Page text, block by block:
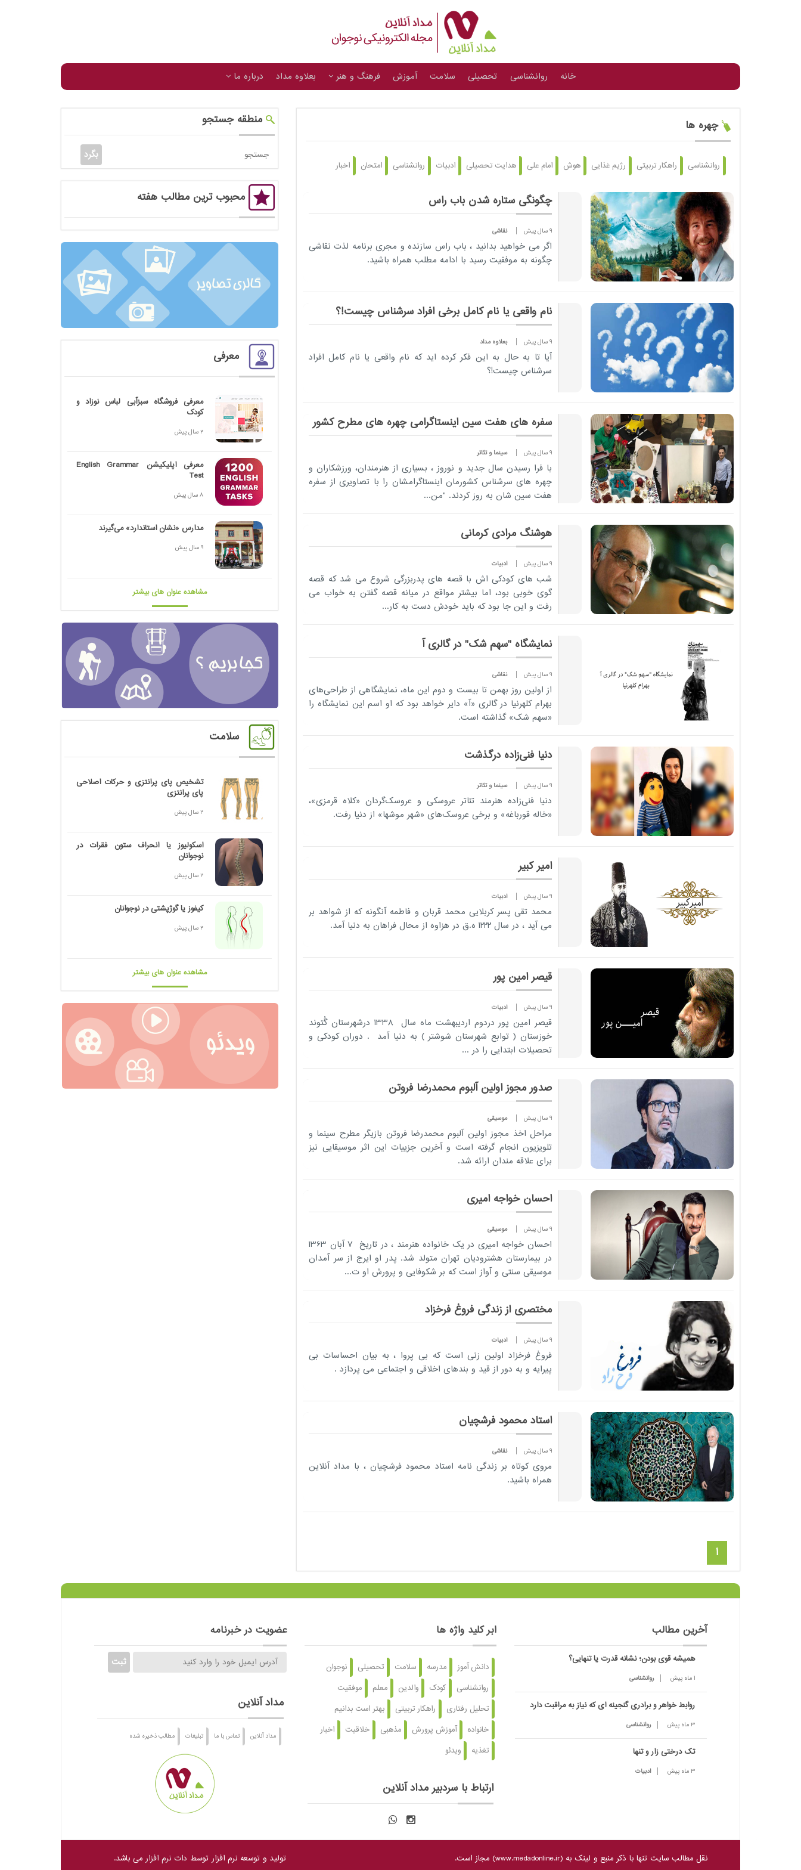
خانه روانشناسی تحصیلی سلامت آموزش فرهنگ و هنر بعلاوه مداد درباره ما
چهره ها
روانشناسی راهکار تربیتی رژیم غذایی هوش امام علی هدایت تحصیلی ادبیات روانشناسی امتحان اخبار
چگونگی ستاره شدن باب راس
9 سال پیش نقاشی
اگر می خواهید بدانید ، باب راس سازنده و مجری برنامه لذت نقاشی
چگونه به موفقیت رسید با ادامه مطلب همراه باشید.
نام واقعی یا نام کامل برخی افراد سرشناس چیست!؟
9 سال پیش بعلاوه مداد
آیا تا به حال به این فکر کرده اید که نام واقعی یا نام کامل افراد
سرشناس چیست!؟
سفره های هفت سین اینستاگرامی چهره های مطرح کشور
9 سال پیش سینما و تئاتر
با فرا رسیدن سال جدید و نوروز ، بسیاری از هنرمندان، ورزشکاران و
چهره های سرشناس کشورمان اینستاگرامشان را با تصاویری از سفره
هفت سین شان به روز کردند. "من...
هوشنگ مرادی کرمانی
9 سال پیش ادبیات
شب های کودکی اش با قصه های پدربزرگی شروع می شد که قصه
گوی خوبی بود، اما بیشتر مواقع در میانه قصه گفتن به خواب می
رفت و این جا بود که باید خودش دست به کار...
نمایشگاه "سهم شک" در گالری آ
9 سال پیش نقاشی
از اولین روز بهمن تا بیست و دوم این ماه، نمایشگاهی از طراحی‌های
بهرام کلهرنیا در گالری «آ» دایر خواهد بود که او اسم این نمایشگاه را
«سهم شک» گذاشته است.
دنیا فنی‌زاده درگذشت
9 سال پیش سینما و تئاتر
دنیا فنی‌زاده هنرمند تئاتر عروسکی و عروسک‌گردان «کلاه قرمزی»،
«خاله قورباغه» و برخی عروسک‌های «شهر موشها» از دنیا رفت.
امیر کبیر
9 سال پیش ادبیات
محمد تقی پسر کربلایی محمد قربان و فاطمه آنگونه که از شواهد بر
می آید ، در سال 1222 ه.ق در هزاوه از محال فراهان به دنیا آمد.
قیصر امین پور
9 سال پیش ادبیات
قیصر امین پور دردوم اردیبهشت ماه سال 1338 درشهرستان گُتوند
خوزستان ( توابع شهرستان شوشتر ) به دنیا آمد . دوران کودکی و
تحصیلات ابتدایی را در ...
صدور مجوز اولین آلبوم محمدرضا فروتن
9 سال پیش موسیقی
مراحل اخذ مجوز اولین آلبوم محمدرضا فروتن بازیگر مطرح سینما و
تلویزیون انجام گرفته است و آخرین جزییات این اثر موسیقایی نیز
برای علاقه مندان ارائه شد.
احسان خواجه امیری
9 سال پیش موسیقی
احسان خواجه امیری در یک خانواده هنرمند ، در تاریخ 7 آبان 1363
در بیمارستان هشترودیان تهران متولد شد. پدر او ایرج از سر آمدان
موسیقی سنتی و آواز است که بر شکوفایی و پرورش او ت...
مختصری از زندگی فروغ فرخزاد
9 سال پیش ادبیات
فروغ فرخزاد اولین زنی است که بی پروا ، به بیان احساسات بی
پیرایه و به دور از قید و بندهای اخلاقی و اجتماعی می پردازد .
استاد محمود فرشچیان
9 سال پیش نقاشی
مروی کوتاه بر زندگی نامه استاد محمود فرشچیان ، با مداد آنلاین
همراه باشید.
1
منطقه جستجو
محبوب ترین مطالب هفته
معرفی
معرفی فروشگاه سبزآبی لباس نوزاد و
کودک
2 سال پیش
معرفی اپلیکیشن English Grammar
Test
8 سال پیش
مدارس «نشان استاندارد» می‌گیرند
9 سال پیش
مشاهده عنوان های بیشتر
سلامت
تشخیص پای پرانتزی و حرکات اصلاحی
پای پرانتزی
2 سال پیش
اسکولیوز یا انحراف ستون فقرات در
نوجوانان
2 سال پیش
کیفوز یا گوژپشتی در نوجوانان
2 سال پیش
مشاهده عنوان های بیشتر
آخرین مطالب
همیشه قوی بودن؛ نشانه قدرت یا تنهایی؟
1 ماه پیش روانشناسی
روابط خواهر و برادری گنجینه ای که نیاز به مراقبت دارد
3 ماه پیش روانشناسی
تک درختی زار و تنها
3 ماه پیش ادبیات
ابر کلید واژه ها
دانش آموز مدرسه سلامت تحصیلی
نوجوان
روانشناسی
کودک والدین معلم
موفقیت
تحلیل رفتاری
راهکار تربیتی
بهتر است بدانیم
خانواده
آموزش پرورش مذهبی خلاقیت
اخبار
تغذیه
ویدئو
ارتباط با سردبیر مداد آنلاین
عضویت در خبرنامه
مداد آنلاین
مداد آنلاین تماس با ما تبلیغات مطالب ذخیره شده
نقل مطالب سایت تنها با ذکر منبع و لینک به (www.medadonline.ir) مجاز است. تولید و توسعه نرم افزار توسط دات نرم افزارمی باشد.